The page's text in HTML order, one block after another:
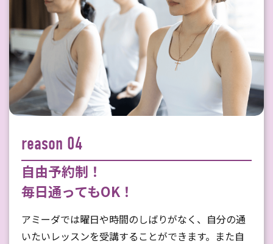
reason 04
自由予約制！
毎日通ってもOK！
アミーダでは曜日や時間のしばりがなく、自分の通
いたいレッスンを受講することができます。また自